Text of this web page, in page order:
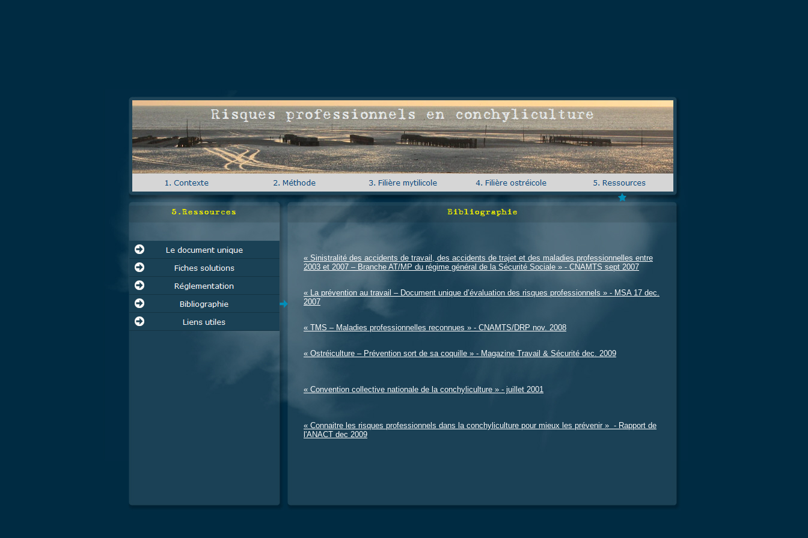
« Sinistralité des accidents de travail, des accidents de trajet et des maladies professionnelles entre
2003 et 2007 – Branche AT/MP du régime général de la Sécurité Sociale » - CNAMTS sept 2007
« La prévention au travail – Document unique d’évaluation des risques professionnels » - MSA 17 dec.
2007
« TMS – Maladies professionnelles reconnues » - CNAMTS/DRP nov. 2008
« Ostréiculture – Prévention sort de sa coquille » - Magazine Travail & Sécurité dec. 2009
« Convention collective nationale de la conchyliculture » - juillet 2001
« Connaitre les risques professionnels dans la conchyliculture pour mieux les prévenir » - Rapport de
l'ANACT dec 2009
Bibliographie
Risques professionnels en conchyliculture
5.Ressources